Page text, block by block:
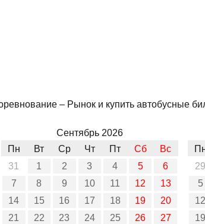
– Рынок и купить автобусные
Сентябрь 2026
Пн
Вт Ср Чт Пт Сб
Вс
31
1 2 3 4 5
6
7
8 9 10 11 12
13
14
15 16 17 18 19
20
21
22 23 24 25 26
27
29
5
12
19